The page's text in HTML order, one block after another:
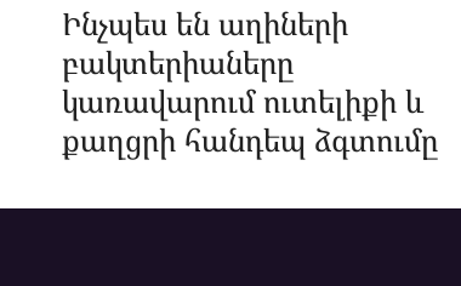
Ինչպես են աղիների
բակտերիաները
կառավարում ուտելիքի և
քաղցրի հանդեպ ձգտումը